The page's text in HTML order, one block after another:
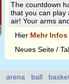
The countdown
that you can play
air! Your arms
Hier Mehr Infos
Neues Seite /
arena ball